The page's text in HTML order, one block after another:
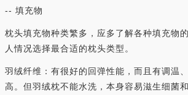
-- 填充物
枕头填充物种类繁多，应多了解各种填充物
人情况选择最合适的枕头类型。
羽绒纤维：有很好的回弹性能，而且有调温
高。但羽绒枕不能水洗，本身容易滋生细菌